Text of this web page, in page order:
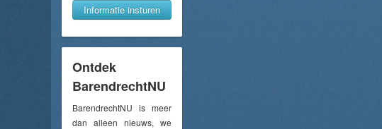
Informatie insturen
Ontdek
BarendrechtNU
BarendrechtNU is meer
dan alleen nieuws, we